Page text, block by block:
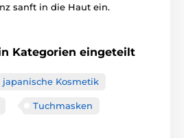
sanft in die Haut ein.
Kategorien eingeteilt
japanische Kosmetik
Tuchmasken